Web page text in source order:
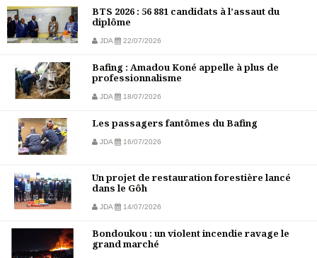
BTS 2026 : 56 881 candidats à l’assaut du
diplôme
JDA 22/07/2026
Bafing : Amadou Koné appelle à plus de
professionnalisme
JDA 18/07/2026
Les passagers fantômes du Bafing
JDA 16/07/2026
Un projet de restauration forestière lancé
dans le Gôh
JDA 14/07/2026
Bondoukou : un violent incendie ravage le
grand marché